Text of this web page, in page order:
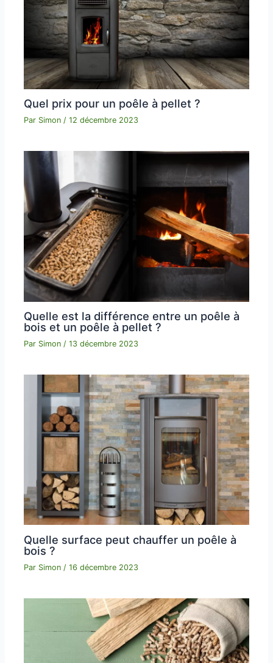
Quel prix pour un poêle à pellet ?
Par Simon/12 décembre 2023
Quelle est la différence entre un poêle à
bois et un poêle à pellet ?
Par Simon/13 décembre 2023
Quelle surface peut chauffer un poêle à
bois ?
Par Simon/16 décembre 2023